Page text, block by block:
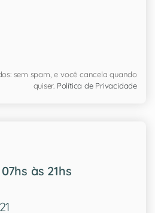
sem spam, e você cancela quando
quiser. Política de Privacidade
07hs às 21hs